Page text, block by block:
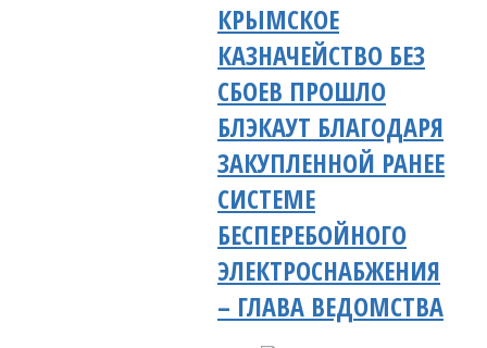
КРЫМСКОЕ
КАЗНАЧЕЙСТВО БЕЗ
СБОЕВ ПРОШЛО
БЛЭКАУТ БЛАГОДАРЯ
ЗАКУПЛЕННОЙ РАНЕЕ
СИСТЕМЕ
БЕСПЕРЕБОЙНОГО
ЭЛЕКТРОСНАБЖЕНИЯ
– ГЛАВА ВЕДОМСТВА